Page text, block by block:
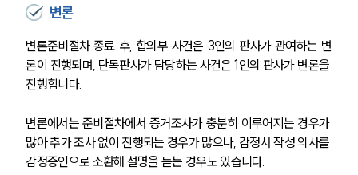
변론
변론준비절차 종료 후, 합의부 사건은 3인의 판사가 관여하는 변
론이 진행되며, 단독판사가 담당하는 사건은 1인의 판사가 변론을
진행합니다.
변론에서는 준비절차에서 증거조사가 충분히 이루어지는 경우가
많아 추가 조사 없이 진행되는 경우가 많으나, 감정서 작성 의사를
감정증인으로 소환해 설명을 듣는 경우도 있습니다.